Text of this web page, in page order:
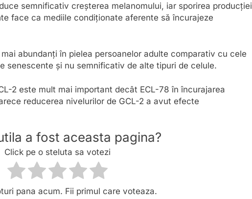
semnificativ creșterea melanomului, iar sporirea producției
face ca mediile condiționate aferente să încurajeze
abundanți în pielea persoanelor adulte comparativ cu cele
senescente și nu semnificativ de alte tipuri de celule.
2 este mult mai important decât ECL-78 în încurajarea
reducerea nivelurilor de GCL-2 a avut efecte
a fost aceasta pagina?
Click pe o steluta sa votezi
pana acum. Fii primul care voteaza.